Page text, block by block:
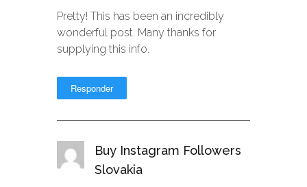
Pretty! This has been an incredibly
wonderful post. Many thanks for
supplying this info.
Responder
Buy Instagram Followers
Slovakia